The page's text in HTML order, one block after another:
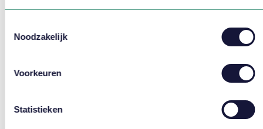
Noodzakelijk
Voorkeuren
Statistieken
software voor jouw organisatie?
088 – 825 25 25 of stel